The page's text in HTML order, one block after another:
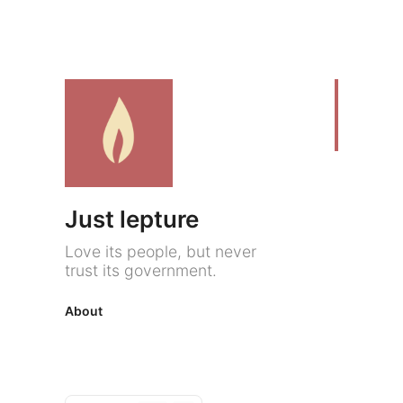
Just lepture
Love its people, but never
trust its government.
About